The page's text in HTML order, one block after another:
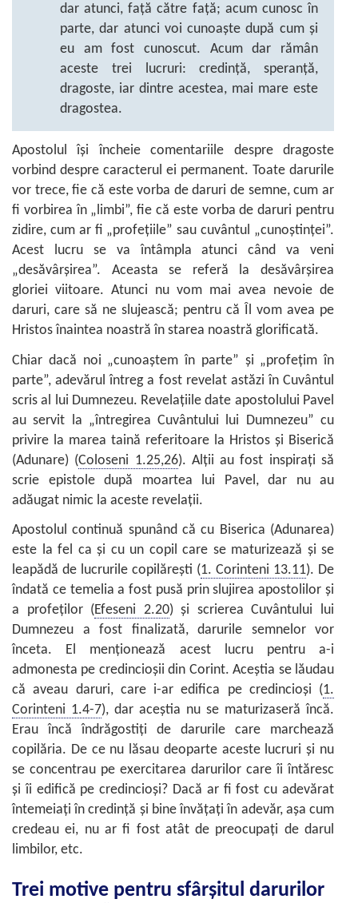
dar atunci, față către față; acum cunosc în
parte, dar atunci voi cunoaște după cum și
eu am fost cunoscut. Acum dar rămân
aceste trei lucruri: credință, speranță,
dragoste, iar dintre acestea, mai mare este
dragostea.
Apostolul își încheie comentariile despre dragoste
vorbind despre caracterul ei permanent. Toate darurile
vor trece, fie că este vorba de daruri de semne, cum ar
fi vorbirea în „limbi”, fie că este vorba de daruri pentru
zidire, cum ar fi „profețiile” sau cuvântul „cunoștinței”.
Acest lucru se va întâmpla atunci când va veni
„desăvârșirea”. Aceasta se referă la desăvârșirea
gloriei viitoare. Atunci nu vom mai avea nevoie de
daruri, care să ne slujească; pentru că Îl vom avea pe
Hristos înaintea noastră în starea noastră glorificată.
Chiar dacă noi „cunoaștem în parte” și „profețim în
parte”, adevărul întreg a fost revelat astăzi în Cuvântul
scris al lui Dumnezeu. Revelațiile date apostolului Pavel
au servit la „întregirea Cuvântului lui Dumnezeu” cu
privire la marea taină referitoare la Hristos și Biserică
(Adunare) (Coloseni 1.25,26). Alții au fost inspirați să
scrie epistole după moartea lui Pavel, dar nu au
adăugat nimic la aceste revelații.
Apostolul continuă spunând că cu Biserica (Adunarea)
este la fel ca și cu un copil care se maturizează și se
leapădă de lucrurile copilărești (1. Corinteni 13.11). De
îndată ce temelia a fost pusă prin slujirea apostolilor și
a profeților (Efeseni 2.20) și scrierea Cuvântului lui
Dumnezeu a fost finalizată, darurile semnelor vor
înceta. El menționează acest lucru pentru a-i
admonesta pe credincioșii din Corint. Aceștia se lăudau
că aveau daruri, care i-ar edifica pe credincioși (1.
Corinteni 1.4-7), dar aceștia nu se maturizaseră încă.
Erau încă îndrăgostiți de darurile care marchează
copilăria. De ce nu lăsau deoparte aceste lucruri și nu
se concentrau pe exercitarea darurilor care îi întăresc
și îi edifică pe credincioși? Dacă ar fi fost cu adevărat
întemeiați în credință și bine învățați în adevăr, așa cum
credeau ei, nu ar fi fost atât de preocupați de darul
limbilor, etc.
Trei motive pentru sfârșitul darurilor